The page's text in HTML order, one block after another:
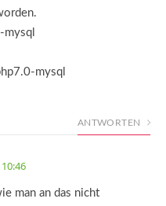
mysql
ANTWORTEN
man an das nicht